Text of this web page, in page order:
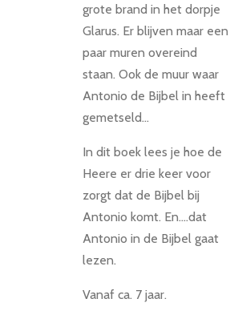
grote brand in het dorpje
Glarus. Er blijven maar een
paar muren overeind
staan. Ook de muur waar
Antonio de Bijbel in heeft
gemetseld...
In dit boek lees je hoe de
Heere er drie keer voor
zorgt dat de Bijbel bij
Antonio komt. En....dat
Antonio in de Bijbel gaat
lezen.
Vanaf ca. 7 jaar.